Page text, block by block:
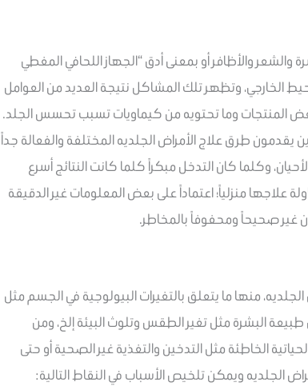
والشعر والأظافر أو بمعنى أدق “الجهاز اللحافي المغطي
الخارجي، وتظهر تلك المشاكل نتيجة العديد من العوامل
بعض المنتجات وما تحتويه من كيماويات تسبب تحسس الجلد.
يقدمون طرق علاج الأمراض الجلديه المختلفة والفعالة جداً
وكلما كان التدخل مبكراً كلما كانت النتائج أسرع
علاجها منزلياً؛ اعتماداً على بعض المعلومات غير الدقيقة
غير صحيحاً ومحفوفاً بالمخاطر.
منها ما يتعلق بالتغيرات البيولوجية في الجسم مثل
البشرة مثل تغير الطقس وتلوث البيئة إلخ، ومن
الخاطئة مثل التدخين والتغذية غير الصحية أو حتى
الجلديه ويمكن تلخيص الأسباب في النقاط التالية: